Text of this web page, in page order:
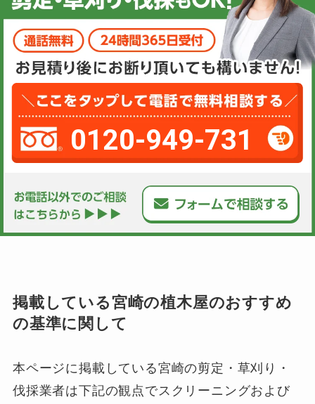
0120-949-731
掲載している宮崎の植木屋のおすすめ
の基準に関して
本ページに掲載している宮崎の剪定・草刈り・
伐採業者は下記の観点でスクリーニングおよび